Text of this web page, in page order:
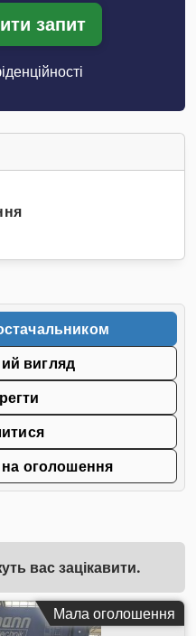
запит
вигляд
оголошення
вас зацікавити.
Мала оголошення